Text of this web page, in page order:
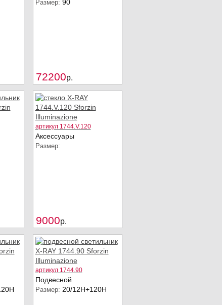
Размер: 90
72200p.
артикул 1744.V.120
Аксессуары
Размер:
9000p.
артикул 1744.90
Подвесной
Размер: 20/12Н+120Н